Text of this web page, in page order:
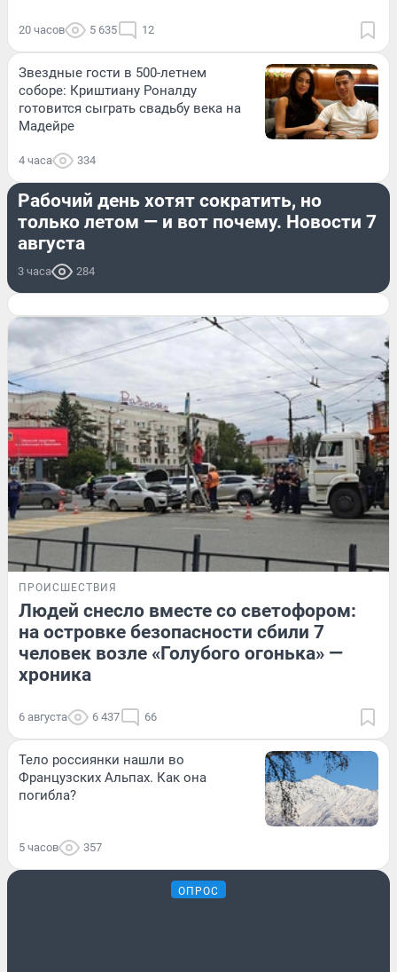
20 часов 5 635 12
Звездные гости в 500-летнем
соборе: Криштиану Роналду
готовится сыграть свадьбу века на
Мадейре
4 часа 334
СТРАНА И МИР
Рабочий день хотят сократить, но
только летом — и вот почему. Новости 7
августа
3 часа 284
ПРОИСШЕСТВИЯ
Людей снесло вместе со светофором:
на островке безопасности сбили 7
человек возле «Голубого огонька» —
хроника
6 августа 6 437 66
Тело россиянки нашли во
Французских Альпах. Как она
погибла?
5 часов 357
ОПРОС